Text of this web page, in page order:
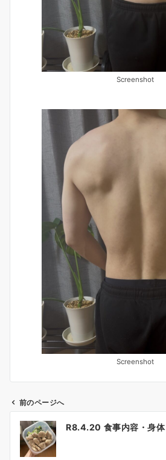
Screenshot
Screenshot
前のページへ
R8.4.20 食事内容・身体